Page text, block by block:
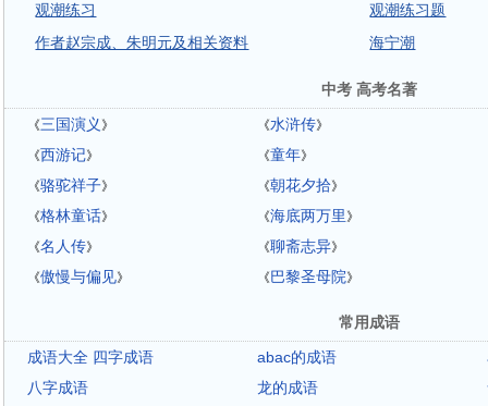
观潮练习
观潮练习题
作者赵宗成、朱明元及相关资料
海宁潮
中考 高考名著
《三国演义 》 《水浒传》
《西游记》 《童年》
《骆驼祥子》 《朝花夕拾》
《格林童话》 《海底两万里 》
《名人传》 《聊斋志异》
《傲慢与偏见》 《巴黎圣母院》
常用成语
成语大全 四字成语
abac的成语
八字成语
龙的成语